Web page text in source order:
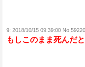
9: 2018/10/15 09:39:00
もしこのまま死んだ